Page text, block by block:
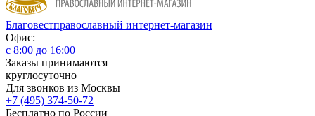
Благовестправославный интернет-магазин
Офис:
с 8:00 до 16:00
Заказы принимаются
круглосуточно
Для звонков из Москвы
+7 (495) 374-50-72
Бесплатно по России